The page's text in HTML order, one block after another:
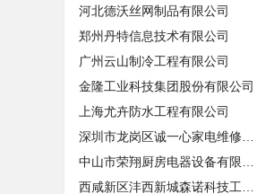
河北德沃丝网制品有限公司
郑州丹特信息技术有限公司
广州云山制冷工程有限公司
金隆工业科技集团股份有限公司
上海尤卉防水工程有限公司